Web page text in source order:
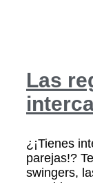
Las
¿¡Tienes
parejas!?
swingers,